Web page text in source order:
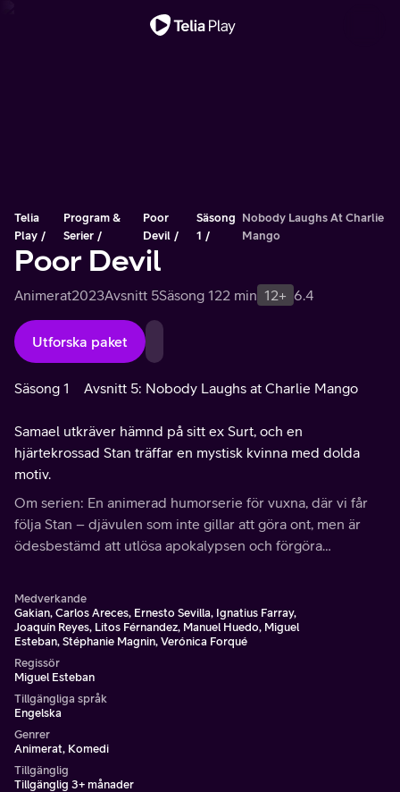
Telia
Play
Program &
Serier
Poor
Devil
Säsong
1
Nobody Laughs At Charlie
Mango
Poor Devil
Animerat2023Avsnitt 5Säsong 122 min 12+ 6.4
Utforska paket
Säsong 1 Avsnitt 5: Nobody Laughs at Charlie Mango
Samael utkräver hämnd på sitt ex Surt, och en
hjärtekrossad Stan träffar en mystisk kvinna med dolda
motiv.
Om serien: En animerad humorserie för vuxna, där vi får
följa Stan – djävulen som inte gillar att göra ont, men är
ödesbestämd att utlösa apokalypsen och förgöra
Medverkande
Gakian, Carlos Areces, Ernesto Sevilla, Ignatius Farray,
Joaquín Reyes, Litos Férnandez, Manuel Huedo, Miguel
Esteban, Stéphanie Magnin, Verónica Forqué
Regissör
Miguel Esteban
Tillgängliga språk
Engelska
Genrer
Animerat, Komedi
Tillgänglig
Tillgänglig 3+ månader